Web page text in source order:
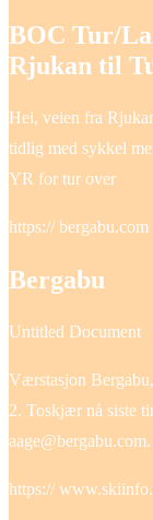
BOC Tur/
Rjukan til
Hei, veien fra
tidlig med sykkel
YR for tur over
https:// bergabu.com
Bergabu
Untitled Document
Værstasjon
2. Toskjær nå siste
aage@bergabu.com.
https://